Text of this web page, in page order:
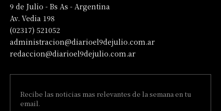
9 de Julio - Bs As - Argentina
Av. Vedia 198
(02317) 521052
administracion@diarioel9dejulio.com.ar
redaccion@diarioel9dejulio.com.ar
Recibe las noticias mas relevantes de la semana en tu
email.